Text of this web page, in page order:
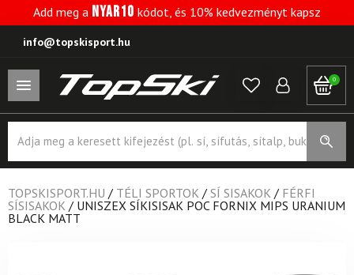
Add meg a NYAR10 kódot, és 10% kedvezményt kapsz
info@topskisport.hu
0
search
TOPSKISPORT.HU / TÉLI SPORTOK / SÍ SISAKOK / FÉRFI
SÍSISAKOK / UNISZEX SÍKISISAK POC FORNIX MIPS URANIUM
BLACK MATT